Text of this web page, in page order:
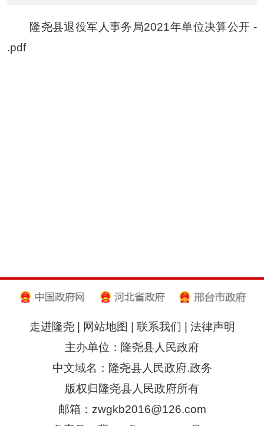
隆尧县退役军人事务局2021年单位决算公开 -
.pdf
走进隆尧| 网站地图 联系我们
法律声明
主办单位：隆尧县人民政府
中文域名：隆尧县人民政府.政务
版权归隆尧县人民政府所有
邮箱：zwgkb2016@126.com